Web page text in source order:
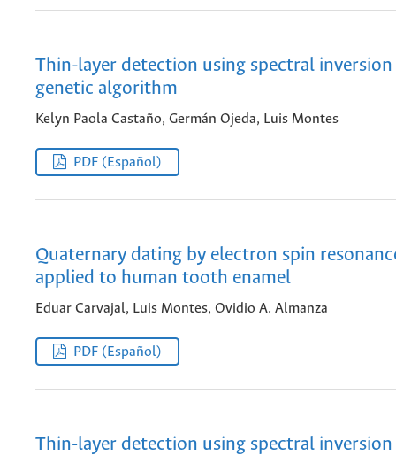
Thin-layer detection using spectral inversion
genetic algorithm
Kelyn Paola Castaño, Germán Ojeda, Luis Montes
PDF (Español)
Quaternary dating by electron spin
applied to human tooth enamel
Eduar Carvajal, Luis Montes, Ovidio A. Almanza
PDF (Español)
Thin-layer detection using spectral inversion